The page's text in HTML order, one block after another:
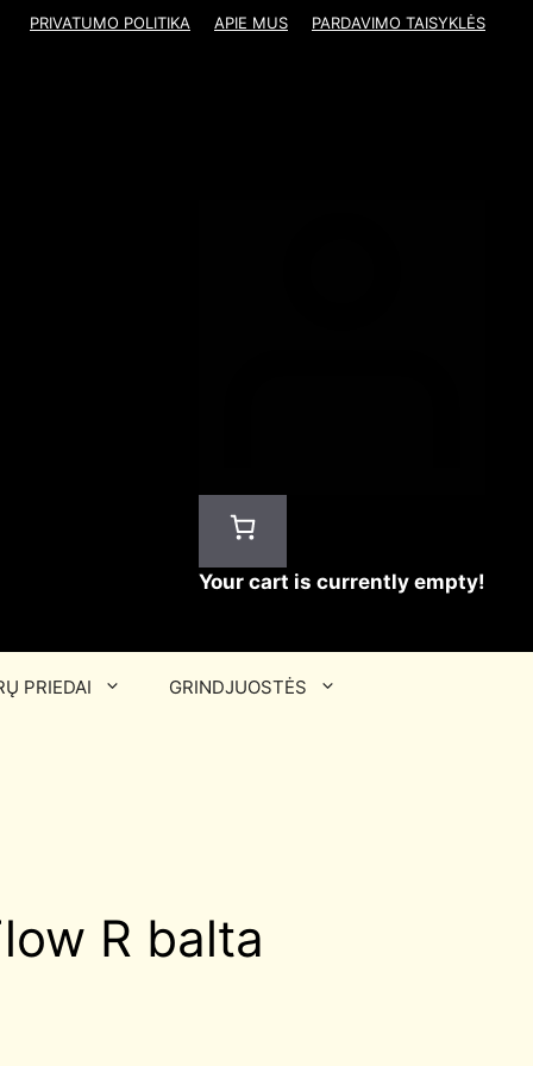
PRIVATUMO POLITIKA APIE MUS PARDAVIMO TAISYKLĖS
Your cart is currently empty!
PRIEDAI GRINDJUOSTĖS
R balta